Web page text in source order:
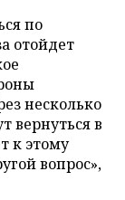
по
отойдет
несколько
вернуться в
к этому
вопрос»,